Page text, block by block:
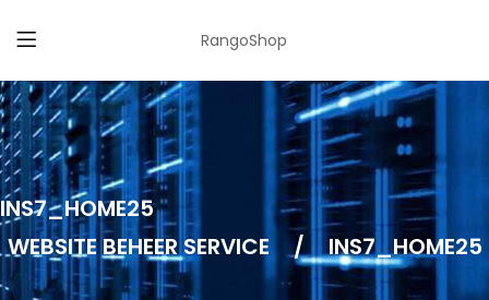
RangoShop
INS7_HOME25
WEBSITE BEHEER SERVICE
/ INS7_HOME25